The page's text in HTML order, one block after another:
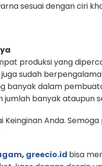
sesuai dengan ciri
produksi yang
sudah
banyak dalam
banyak ataupun
Keinginan Anda.
, greecio.id bisa